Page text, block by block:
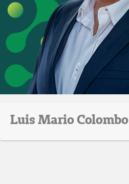
Luis Mario Colombo